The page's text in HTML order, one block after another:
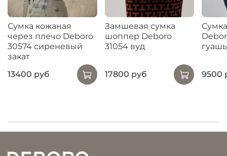
Сумка кожаная
через плечо Deboro
30574 сиреневый
закат
13400 руб
Замшевая сумка
шоппер Deboro
31054 вуд
17800 руб
гуашь
9500